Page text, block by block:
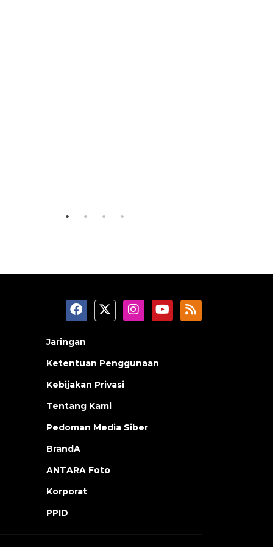
Jaringan
Ketentuan Penggunaan
Kebijakan Privasi
Tentang Kami
Pedoman Media Siber
BrandA
ANTARA Foto
Korporat
PPID